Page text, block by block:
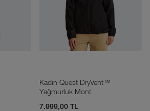
Kadın Quest DryVent™
Yağmurluk Mont
7.999,00 TL